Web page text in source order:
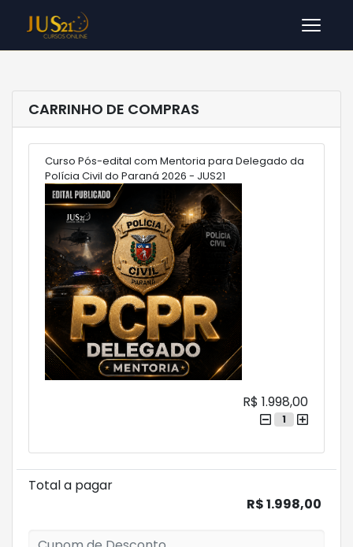
CARRINHO DE COMPRAS
Curso Pós-edital com Mentoria para Delegado da
Polícia Civil do Paraná 2026 - JUS21
R$ 1.998,00
1
Total a pagar
R$ 1.998,00